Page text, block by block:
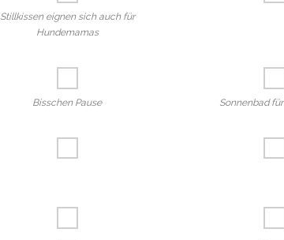
Stillkissen eignen sich auch für
Hundemamas
Bisschen Pause Sonnenbad